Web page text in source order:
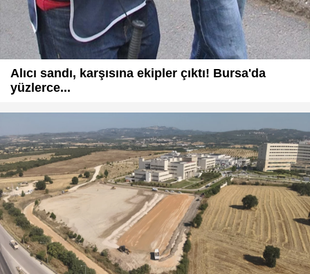
Alıcı sandı, karşısına ekipler çıktı! Bursa'da
yüzlerce...